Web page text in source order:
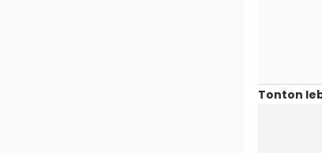
Tonton